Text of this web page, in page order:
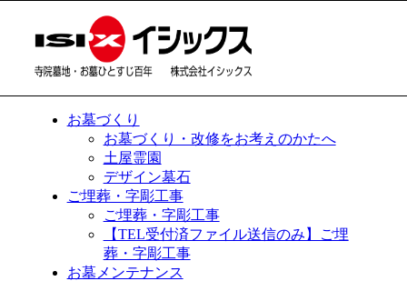
お墓づくり
お墓づくり・改修をお考えのかたへ
土屋霊園
デザイン墓石
ご埋葬・字彫工事
ご埋葬・字彫工事
【TEL受付済ファイル送信のみ】ご埋
葬・字彫工事
お墓メンテナンス